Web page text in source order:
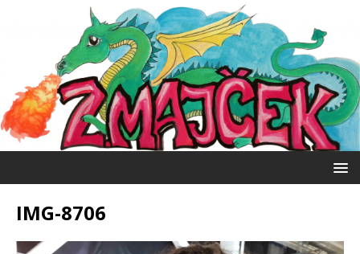
IMG-8706